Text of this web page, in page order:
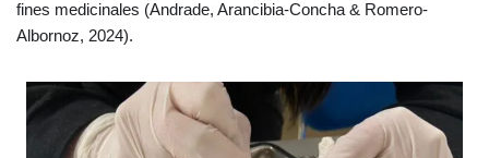
fines medicinales (Andrade, Arancibia-Concha & Romero-
Albornoz, 2024).